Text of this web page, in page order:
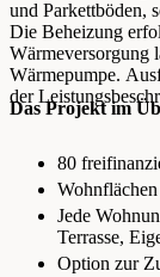
und Parkettböden,
Die Beheizung
Wärmeversorgung
Wärmepumpe.
der
Das Projekt im
80
Jede
Terrasse,
Option zur